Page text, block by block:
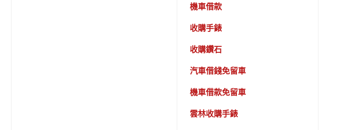
機車借款
收購手錶
收購鑽石
汽車借錢免留車
機車借款免留車
雲林收購手錶